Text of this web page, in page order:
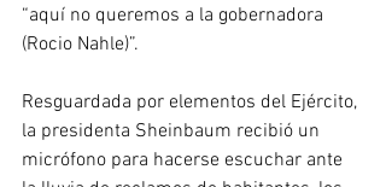
“aquí no queremos a la gobernadora
(Rocio Nahle)”.
Resguardada por elementos del Ejército,
la presidenta Sheinbaum recibió un
micrófono para hacerse escuchar ante